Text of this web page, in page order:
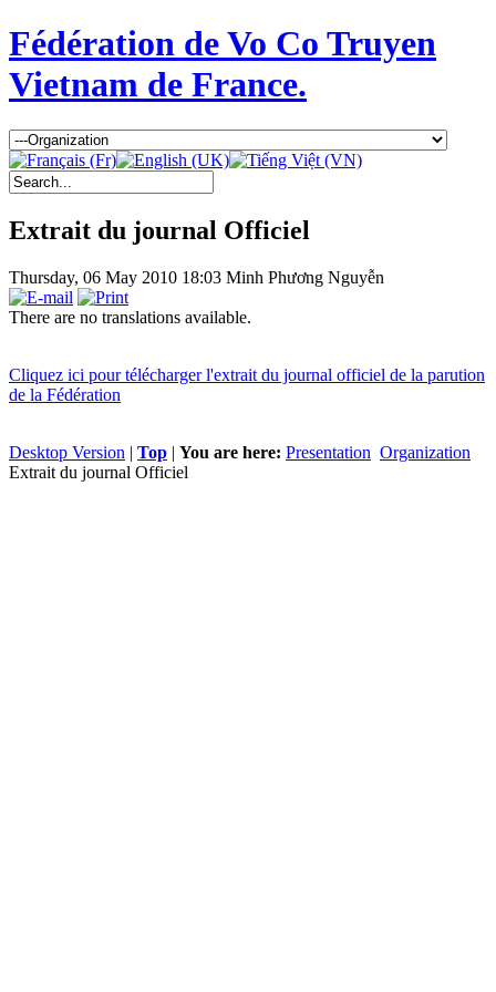
Fédération de Vo Co Truyen
Vietnam de France.
Extrait du journal Officiel
Thursday, 06 May 2010 18:03 Minh Phương Nguyễn
There are no translations available.
Cliquez ici pour télécharger l'extrait du journal officiel de la parution
de la Fédération
Desktop Version | Top | You are here: Presentation Organization
Extrait du journal Officiel